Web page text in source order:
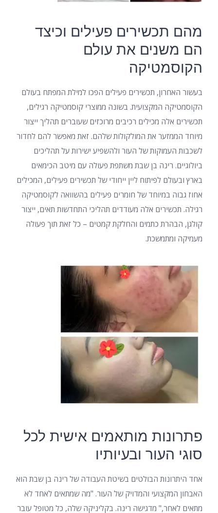
מהם תכשירים פעילים וכיצד
הם משנים את עולם
הקוסמטיקה
בעשור האחרון, תכשירים פעילים הפכו למילת המפתח בעולם
הקוסמטיקה המקצועית. בשונה ממוצרי קוסמטיקה רגילים,
תכשירים אלה מכילים רכיבים מרוכזים שעוברים תהליך ייצור
מיוחד הממזער את המולקולות שלהם. זאת מאפשר להם לחדור
לשכבות העמוקות של העור ולהשפיע ישירות על תהליכים
ביולוגיים. רינה בן שבת משתפת פעולה עם מיטב הכימאים
בארץ ובעולם לפיתוח ליין ייחודי של תכשירים פעילים, המכילים
אחוז גבוה במיוחד של חומרים פעילים בהשוואה לקוסמטיקה
רגילה. תכשירים אלה מעודדים תהליכי התחדשות תאים, ייצור
קולגן, הבהרת כתמים והחלקת קמטים – כל זאת תוך פעולה
מעמיקה ומתמשכת.
פתרונות מותאמים אישית לכל
סוגי העור ובעיותיו
אחד היתרונות הבולטים בשיטת העבודה של רינה בן שבת הוא
האבחון המקצועי והמדויק של העור. "מה שמתאים לאחד לא
מתאים לאחר," מדגישה רינה. בקליניקה שלה, כל מטופל עובר